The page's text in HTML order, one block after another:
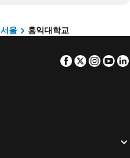
호텔 국도
노보텔 앰배서더 서울 동대문 호텔 & 레지던스
망상 해수욕장
서울 홍익대학교
Facebook
Twitter